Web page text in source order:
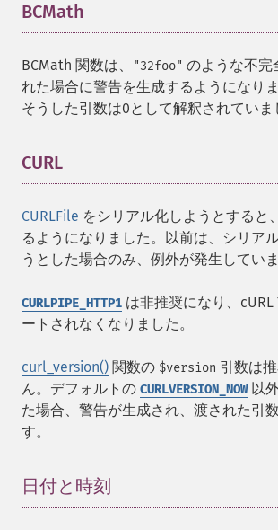
BCMath
BCMath 関数は、 "32foo" のような不完
れた場合に警告を生成するようになり
そうした引数は0として解釈されていま
CURL
CURLFile をシリアル化しようとすると
るようになりました。以前は、シリア
うとした場合のみ、例外が発生していま
CURLPIPE_HTTP1 は非推奨になり、cURL
ートされなくなりました。
curl_version() 関数の $version 引数は
ん。デフォルトの CURLVERSION_NOW以
た場合、警告が生成され、渡された引
す。
日付と時刻